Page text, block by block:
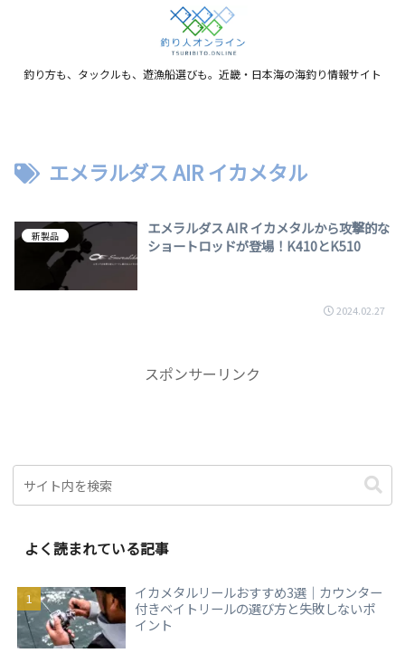
釣り方も、タックルも、遊漁船選びも。近畿・日本海の海釣り情報サイト
エメラルダス AIR イカメタル
新製品
エメラルダス AIR イカメタルから攻撃的な
ショートロッドが登場！K410とK510
2024.02.27
スポンサーリンク
よく読まれている記事
イカメタルリールおすすめ3選｜カウンター
付きベイトリールの選び方と失敗しないポ
イント